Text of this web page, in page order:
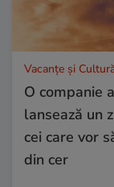
Vacanțe și
O companie
lansează un
cei care vor
din cer